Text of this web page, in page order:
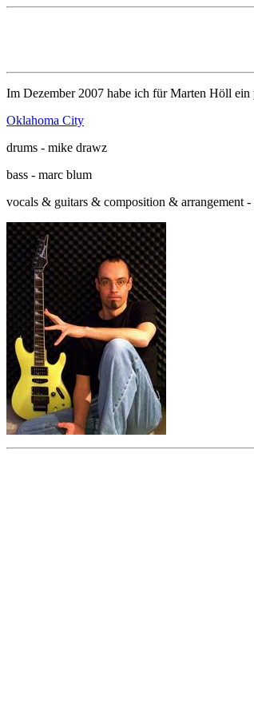
Im Dezember 2007 habe ich für Marten Höll
Oklahoma City
drums - mike drawz
bass - marc blum
vocals & guitars & composition & arrangement -